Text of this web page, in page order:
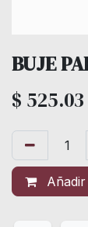
BUJE
$ 525.03